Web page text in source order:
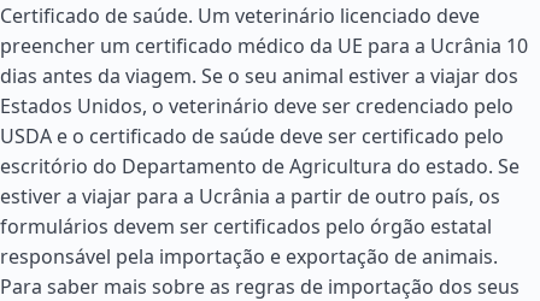
Certificado de saúde. Um veterinário licenciado deve
preencher um certificado médico da UE para a Ucrânia 10
dias antes da viagem. Se o seu animal estiver a viajar dos
Estados Unidos, o veterinário deve ser credenciado pelo
USDA e o certificado de saúde deve ser certificado pelo
escritório do Departamento de Agricultura do estado. Se
estiver a viajar para a Ucrânia a partir de outro país, os
formulários devem ser certificados pelo órgão estatal
responsável pela importação e exportação de animais.
Para saber mais sobre as regras de importação dos seus